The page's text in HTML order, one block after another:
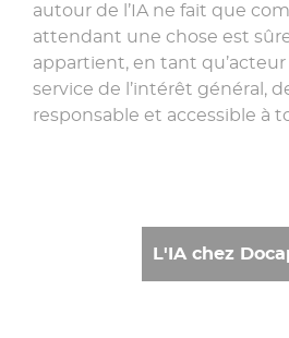
autour de l’IA ne fait que
attendant une chose est
appartient, en tant
service de l’intérêt général,
responsable et accessible à
L'IA chez